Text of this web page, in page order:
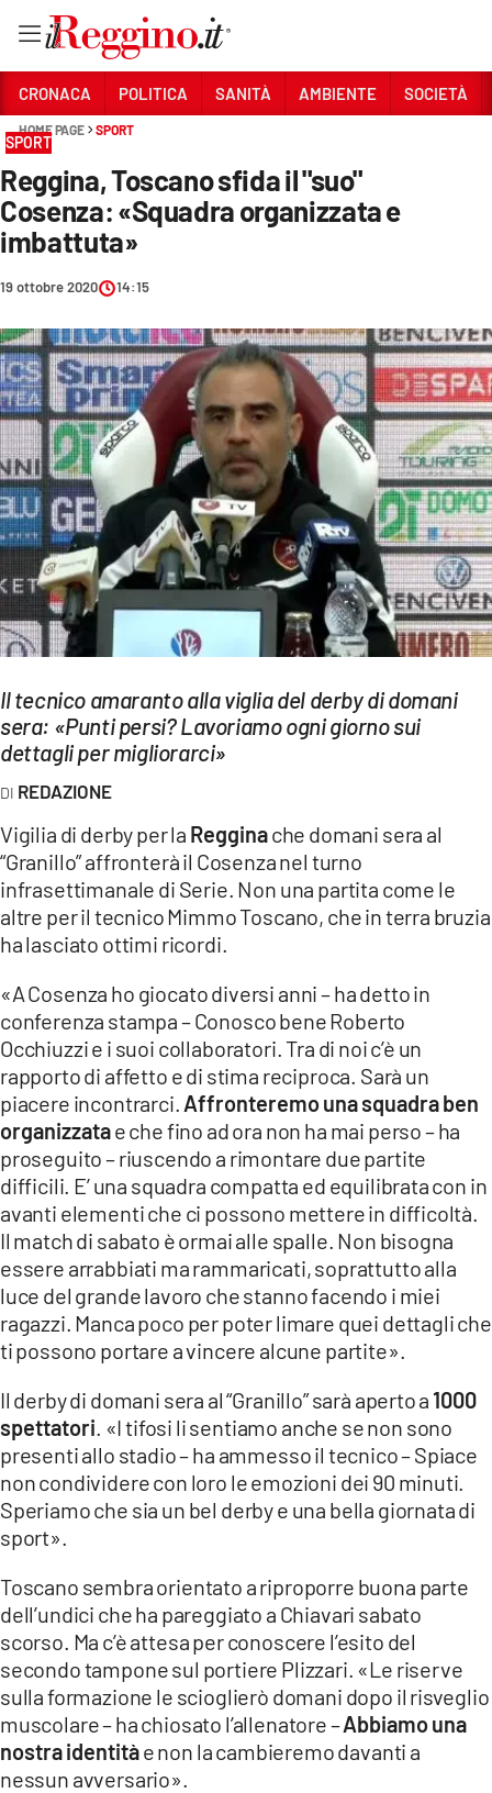
Sezioni
CRONACA
POLITICA
SANITÀ
AMBIENTE
SOCIETÀ
CULTURA
ECONOMIA E LAVORO
EVENTI
SPORT
Streaming
LAC NETWORK
LAC ONAIR
LaC
Network
LACPLAY.IT
LACTV.IT
LACITYMAG.IT
ILREGGINO.IT
COSENZACHANNEL.IT
ILVIBONESE.IT
CATANZAROCHANNEL.IT
LACAPITALENEWS.IT
App
ANDROID
APPLE
CRONACA POLITICA SANITÀ AMBIENTE SOCIETÀ
HOME PAGE SPORT
SPORT
Reggina, Toscano sfida il "suo"
Cosenza: «Squadra organizzata e
imbattuta»
19 ottobre 2020 14:15
Il tecnico amaranto alla viglia del derby di domani
sera: «Punti persi? Lavoriamo ogni giorno sui
dettagli per migliorarci»
REDAZIONE
Vigilia di derby per la Regginache domani sera al
“Granillo” affronterà il Cosenza nel turno
infrasettimanale di Serie. Non una partita come le
altre per il tecnico Mimmo Toscano, che in terra bruzia
ha lasciato ottimi ricordi.
«A Cosenza ho giocato diversi anni – ha detto in
conferenza stampa – Conosco bene Roberto
Occhiuzzi e i suoi collaboratori. Tra di noi c’è un
rapporto di affetto e di stima reciproca. Sarà un
piacere incontrarci. Affronteremo una squadra ben
organizzatae che fino ad ora non ha mai perso – ha
proseguito – riuscendo a rimontare due partite
difficili. E’ una squadra compatta ed equilibrata con in
avanti elementi che ci possono mettere in difficoltà.
Il match di sabato è ormai alle spalle. Non bisogna
essere arrabbiati ma rammaricati, soprattutto alla
luce del grande lavoro che stanno facendo i miei
ragazzi. Manca poco per poter limare quei dettagli che
ti possono portare a vincere alcune partite».
Il derby di domani sera al “Granillo” sarà aperto a 1000
spettatori. «I tifosi li sentiamo anche se non sono
presenti allo stadio – ha ammesso il tecnico – Spiace
non condividere con loro le emozioni dei 90 minuti.
Speriamo che sia un bel derby e una bella giornata di
sport».
Toscano sembra orientato a riproporre buona parte
dell’undici che ha pareggiato a Chiavari sabato
scorso. Ma c’è attesa per conoscere l’esito del
secondo tampone sul portiere Plizzari. «Le riserve
sulla formazione le scioglierò domani dopo il risveglio
muscolare – ha chiosato l’allenatore –Abbiamo una
nostra identitàe non la cambieremo davanti a
nessun avversario».